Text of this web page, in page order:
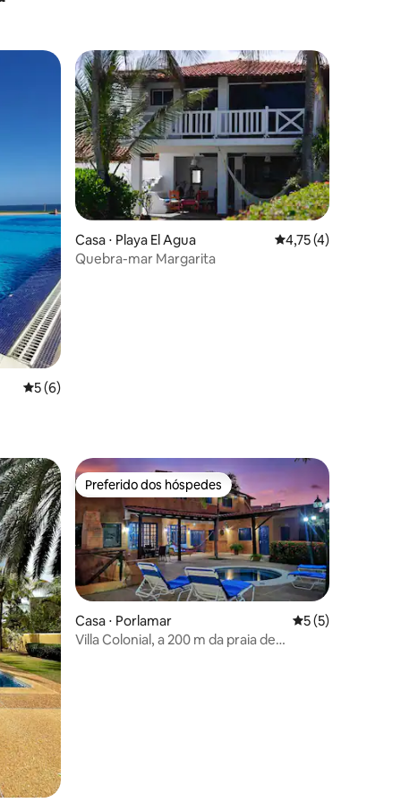
5 de uma avaliação média de 5, 6 avaliações
5 (6)
Casa ⋅ Playa El Agua 4,75 de uma
4,75 (4)
Quebra-mar Margarita
Preferido dos hóspedes
Preferido dos hóspedes
Casa ⋅ Porlamar 5 de uma
5 (5)
Villa Colonial, a 200 m da praia de